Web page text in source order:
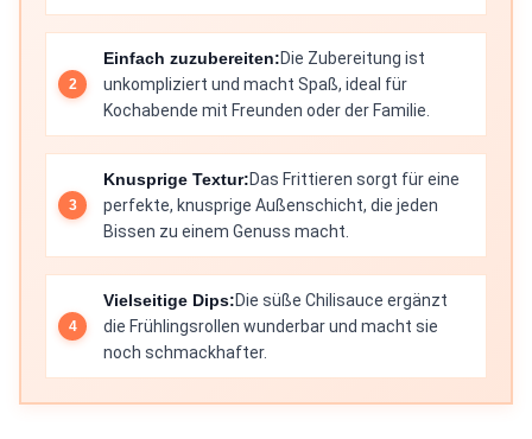
Einfach zuzubereiten:Die Zubereitung ist
unkompliziert und macht Spaß, ideal für
Kochabende mit Freunden oder der Familie.
Knusprige Textur:Das Frittieren sorgt für eine
perfekte, knusprige Außenschicht, die jeden
Bissen zu einem Genuss macht.
Vielseitige Dips:Die süße Chilisauce ergänzt
die Frühlingsrollen wunderbar und macht sie
noch schmackhafter.